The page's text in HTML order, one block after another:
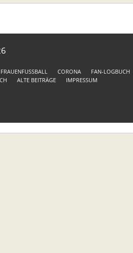
FRAUENFUSSBALL CORONA
FAN-LOGBUCH
ALTE BEITRÄGE IMPRESSUM